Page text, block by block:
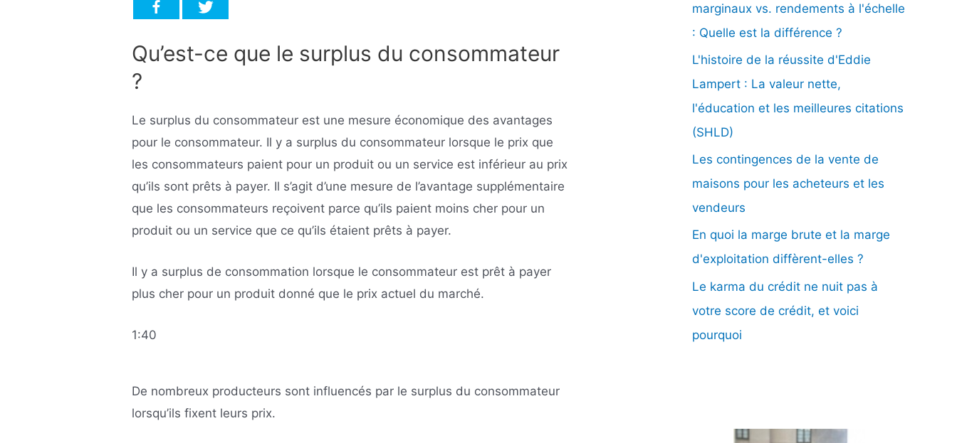
Qu’est-ce que le surplus du consommateur
?
Le surplus du consommateur est une mesure économique des avantages
pour le consommateur. Il y a surplus du consommateur lorsque le prix que
les consommateurs paient pour un produit ou un service est inférieur au prix
qu’ils sont prêts à payer. Il s’agit d’une mesure de l’avantage supplémentaire
que les consommateurs reçoivent parce qu’ils paient moins cher pour un
produit ou un service que ce qu’ils étaient prêts à payer.
Il y a surplus de consommation lorsque le consommateur est prêt à payer
plus cher pour un produit donné que le prix actuel du marché.
1:40
De nombreux producteurs sont influencés par le surplus du consommateur
lorsqu’ils fixent leurs prix.
c
h
e
r
:
marginaux vs. rendements à l'échelle
: Quelle est la différence ?
L'histoire de la réussite d'Eddie
Lampert : La valeur nette,
l'éducation et les meilleures citations
(SHLD)
Les contingences de la vente de
maisons pour les acheteurs et les
vendeurs
En quoi la marge brute et la marge
d'exploitation diffèrent-elles ?
Le karma du crédit ne nuit pas à
votre score de crédit, et voici
pourquoi